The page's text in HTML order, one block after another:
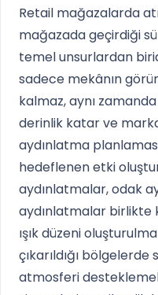
Retail mağazalarda
mağazada geçirdiği
temel unsurlardan
sadece mekânın
kalmaz, aynı
derinlik katar ve
aydınlatma
hedeflenen etki
aydınlatmalar, odak
aydınlatmalar birlikte
ışık düzeni
çıkarıldığı
atmosferi